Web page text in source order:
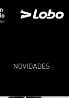
NOVIDADES